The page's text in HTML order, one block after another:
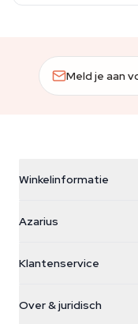
Meld je aan
Winkelinformatie
Galvaniweg 11
Nederland
+31(0)204897914
Azarius
Smokeshop
Klantenservice
Retourbeleid
Over & juridisch